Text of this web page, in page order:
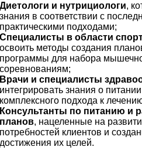
и нутрициологи,
в соответствии с
подходами;
в области
методы создания
для набора
и специалисты
знания о
подхода к
по питанию и
, нацеленные на
клиентов и
их целей.